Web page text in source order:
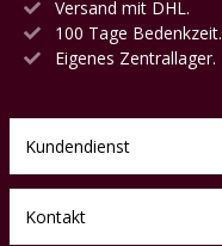
Versand mit DHL.
100 Tage Bedenkzeit.
Eigenes Zentrallager.
Kundendienst
Kontakt